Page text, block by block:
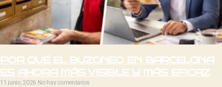
POR QUÉ EL BUZONEO EN BARCELONA
ES AHORA MÁS VISIBLE Y MÁS EFICAZ
11 junio, 2026 No hay comentarios